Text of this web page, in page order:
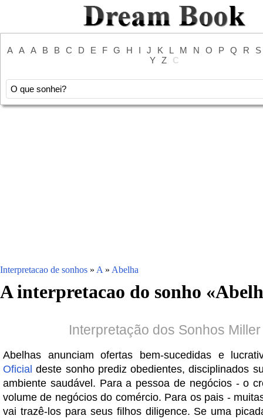
A A A B B C D E F G H I J K L M N O P Q R
S
Y Z С
Interpretacao de sonhos » A » Abelha
A interpretacao do sonho «
Interpretação dos Sonhos Miller
Abelhas anunciam ofertas bem-sucedidas e
Oficial deste sonho prediz obedientes, disciplinados
ambiente saudável. Para a pessoa de negócios - o
volume de negócios do comércio. Para os pais -
vai trazê-los para seus filhos diligence. Se uma